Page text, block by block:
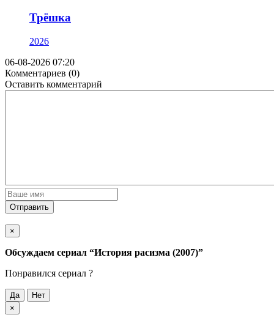
Трёшка
2026
06-08-2026 07:20
Комментариев (0)
Оставить комментарий
Отправить
×
Обсуждаем cериал “История расизма (2007)”
Понравился cериал ?
Да
Нет
×